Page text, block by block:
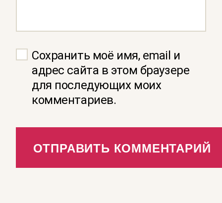
Сохранить моё имя, email и
адрес сайта в этом браузере
для последующих моих
комментариев.